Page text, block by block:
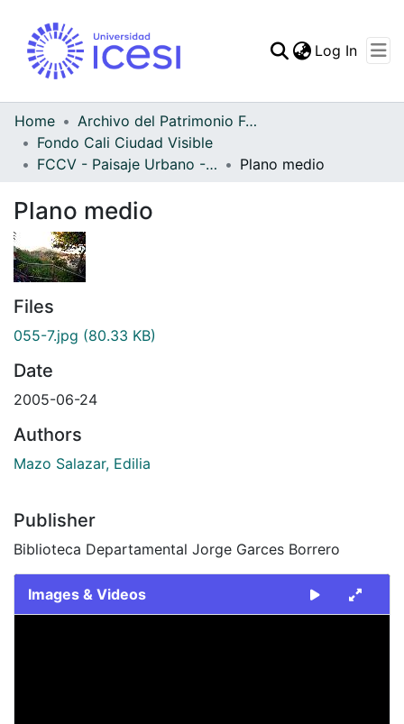
Log In
Home
Archivo del Patrimonio Fotográfico y Fílmico del Valle del Cauca
Fondo Cali Ciudad Visible
FCCV - Paisaje Urbano - Patrimonial
Plano medio
Plano medio
Files
055-7.jpg (80.33 KB)
Date
2005-06-24
Authors
Mazo Salazar, Edilia
Publisher
Biblioteca Departamental Jorge Garces Borrero
Images & Videos